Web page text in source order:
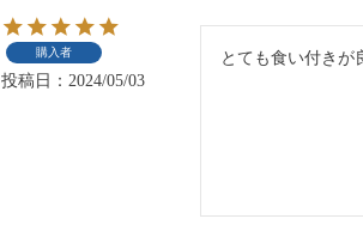
購入者
投稿日 2024/05/03
とても食い付きが